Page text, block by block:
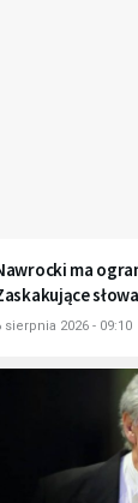
ma
sierpnia 2026 - 09:10